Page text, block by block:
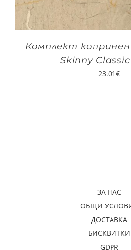
Комплект
Skinny
23.01€
ЗА НАС
ОБЩИ
ДОСТАВКА
БИСКВИТКИ
GDPR